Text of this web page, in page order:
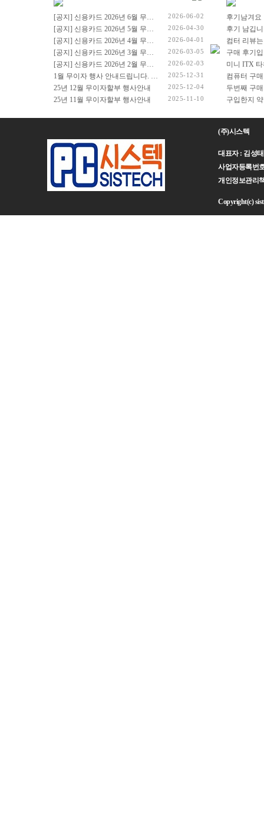
[공지] 신용카드 2026년 6월 무이자 행사 안내드립니다. 2026-06-02
[공지] 신용카드 2026년 5월 무이자 행사 안내드립니다. 2026-04-30
[공지] 신용카드 2026년 4월 무이자 행사 안내드립니다. 2026-04-01
[공지] 신용카드 2026년 3월 무이자 행사 안내드립니다. 2026-03-05
[공지] 신용카드 2026년 2월 무이자 행사 안내드립니다. 2026-02-03
1월 무이자 행사 안내드립니다. (2026년 1월 1일 ~ 2026년 1월 31일) 2025-12-31
25년 12월 무이자할부 행사안내 2025-12-04
25년 11월 무이자할부 행사안내 2025-11-10
후기남겨요
후기 남깁
컴터 리뷰
구매 후기
컴퓨터 구
두번째 구
(주)시스텍
대표자 : 김성
사업자등록번
개인정보관리
Copyright(c)